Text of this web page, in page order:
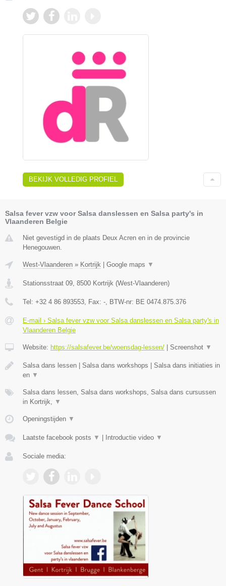
BEKIJK VOLLEDIG PROFIEL
Salsa fever vzw voor Salsa danslessen en Salsa party's in
Vlaanderen Belgie
Niet gevestigd in de plaats Deux Acren en in de provincie
Henegouwen.
West-Vlaanderen » Kortrijk Google maps ▼
Stationsstraat 09, 8500 Kortrijk (West-Vlaanderen)
Tel: +32 4 86 893553, Fax: -, BTW-nr: BE 0474.875.376
E-mail › Salsa fever vzw voor Salsa danslessen en Salsa party's in
Vlaanderen Belgie
Website: https://salsafever.be/woensdag-lessen/ Screenshot ▼
Salsa dans lessen | Salsa dans workshops | Salsa dans initiaties in
en ▼
Salsa dans lessen, Salsa dans workshops, Salsa dans cursussen
in Kortrijk, ▼
Openingstijden ▼
Laatste facebook posts ▼ Introductie video ▼
Sociale media: